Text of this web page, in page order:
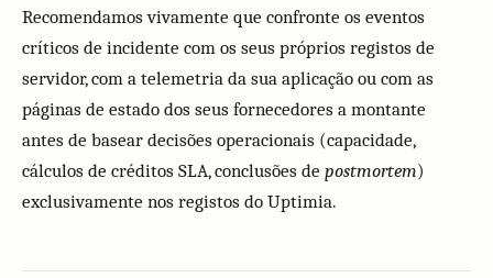
Recomendamos vivamente que confronte os eventos
críticos de incidente com os seus próprios registos de
servidor, com a telemetria da sua aplicação ou com as
páginas de estado dos seus fornecedores a montante
antes de basear decisões operacionais (capacidade,
cálculos de créditos SLA, conclusões de postmortem)
exclusivamente nos registos do Uptimia.